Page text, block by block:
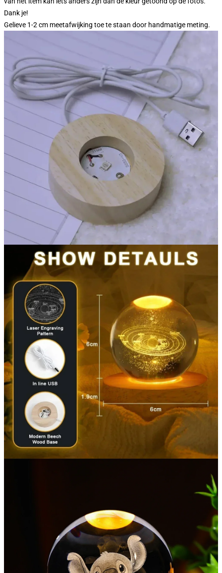
Dank je!
Gelieve 1-2 cm meetafwijking toe te staan door handmatige meting.